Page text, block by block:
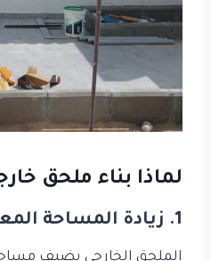
لماذا بناء ملحق
1. زيادة المساحة المعيشية